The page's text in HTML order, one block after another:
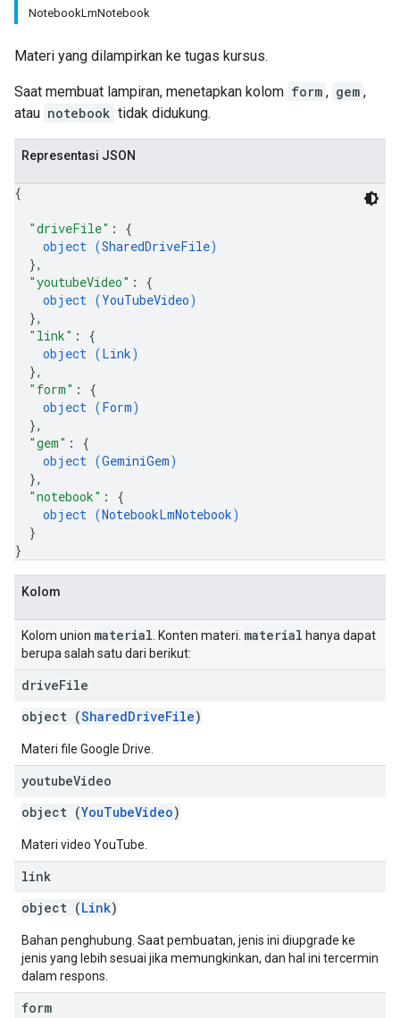
NotebookLmNotebook
Materi yang dilampirkan ke tugas kursus.
Saat membuat lampiran, menetapkan kolom form , gem ,
atau notebook tidak didukung.
Representasi JSON
{
"driveFile" : {
object (SharedDriveFile)
},
"youtubeVideo" : {
object (YouTubeVideo)
},
"link" : {
object (Link)
},
"form" : {
object (Form)
},
"gem" : {
object (GeminiGem)
},
"notebook" : {
object (NotebookLmNotebook)
}
}
Kolom
Kolom union material . Konten materi. material hanya dapat
berupa salah satu dari berikut:
driveFile
object (SharedDriveFile)
Materi file Google Drive.
youtubeVideo
object (YouTubeVideo)
Materi video YouTube.
link
object (Link)
Bahan penghubung. Saat pembuatan, jenis ini diupgrade ke
jenis yang lebih sesuai jika memungkinkan, dan hal ini tercermin
dalam respons.
form